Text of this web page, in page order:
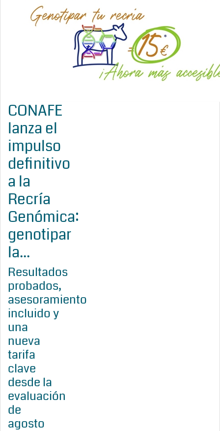
CONAFE
lanza el
impulso
definitivo
a la
Recría
Genómica:
genotipar
la...
Resultados
probados,
asesoramiento
incluido y
una
nueva
tarifa
clave
desde la
evaluación
de
agosto